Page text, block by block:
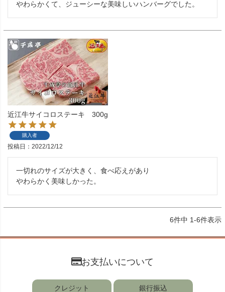
やわらかくて、ジューシーな美味しいハンバーグでした。
近江牛サイコロステーキ 300g
購入者
投稿日 2022/12/12
一切れのサイズが大きく、食べ応えがあり
やわらかく美味しかった。
6件中 1-6件表示
お支払いについて
クレジット 銀行振込